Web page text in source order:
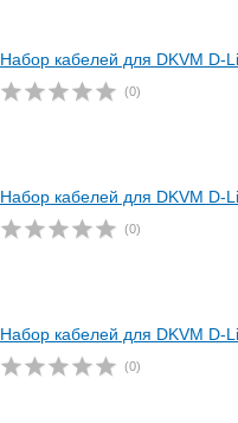
Набор кабелей для DKVM D-
(0)
Набор кабелей для DKVM D-
(0)
Набор кабелей для DKVM D-
(0)